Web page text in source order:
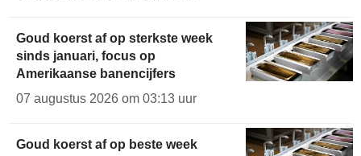
Goud koerst af op sterkste week
sinds januari, focus op
Amerikaanse banencijfers
07 augustus 2026 om 03:13 uur
Goud koerst af op beste week